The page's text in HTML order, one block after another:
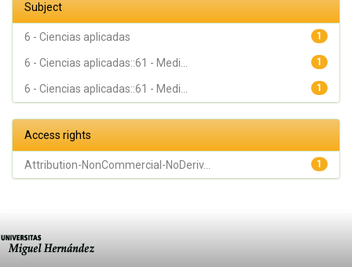
Subject
1
6 - Ciencias aplicadas
1
6 - Ciencias aplicadas::61 - Medi...
1
6 - Ciencias aplicadas::61 - Medi...
Access rights
1
Attribution-NonCommercial-NoDeriv...